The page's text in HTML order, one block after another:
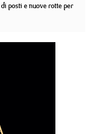
posti e nuove rotte per